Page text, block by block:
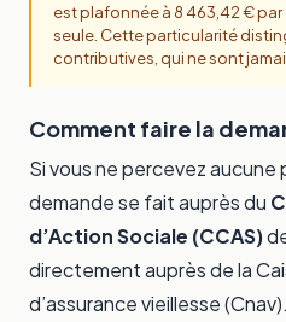
est plafonnée à 8 463,42 €
seule. Cette particularité
contributives, qui ne sont
Comment faire la
Si vous ne percevez aucune
demande se fait auprès du
d’Action Sociale (CCAS)
directement auprès de la
d’assurance vieillesse